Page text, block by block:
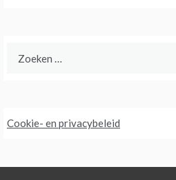
Cookie- en privacybeleid